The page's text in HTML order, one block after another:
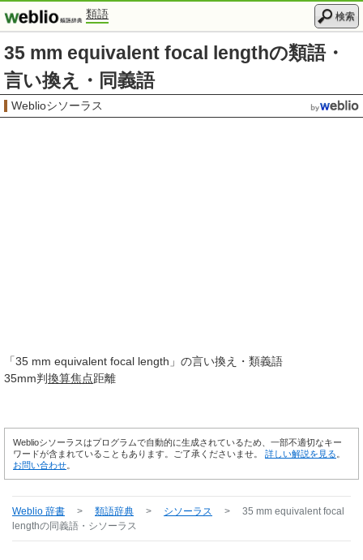
類語 検索
35 mm equivalent focal lengthの類語・
言い換え・同義語
Weblioシソーラス
「35 mm equivalent focal length 」の言い換え・類義語
35mm判換算焦点距離
Weblioシソーラスはプログラムで自動的に生成されているため、一部不適切なキー
ワードが含まれていることもあります。ご了承くださいませ。 詳しい解説を見る
お問い合わせ
Weblio 辞書 > 類語辞典 > シソーラス >
35 mm equivalent focal
lengthの同義語・シソーラス